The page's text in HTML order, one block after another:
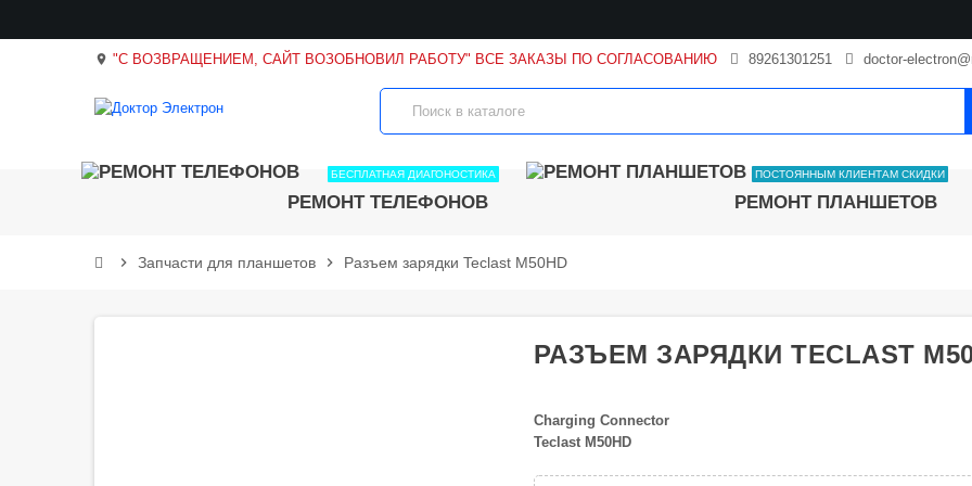
location_on "С ВОЗВРАЩЕНИЕМ, САЙТ ВОЗОБНОВИЛ РАБОТУ" ВСЕ ЗАКАЗЫ ПО СОГЛАСОВАНИЮ 89261301251 doctor-
РЕМОНТ ТЕЛЕФОНОВ
БЕСПЛАТНАЯ ДИАГОНОСТИКА
РЕМОНТ ПЛАНШЕТОВ
ПОСТОЯННЫМ КЛИЕНТАМ СКИДКИ
chevron_right Запчасти для планшетов chevron_right Разъем зарядки Teclast M50HD
РАЗЪЕМ ЗАРЯДКИ TECLAST
Charging Connector
Teclast M50HD